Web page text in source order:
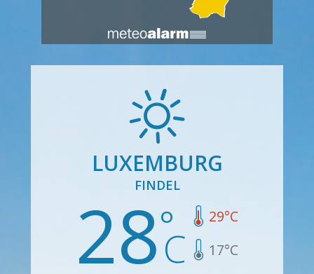
LUXEMBURG
FINDEL
28 29°C
17°C